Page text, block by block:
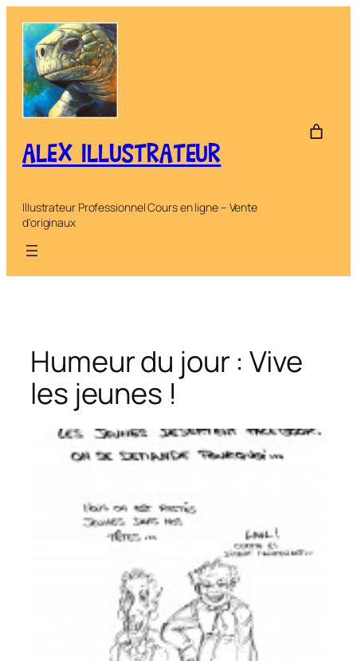
contenu
ALEX ILLUSTRATEUR
Illustrateur Professionnel Cours en ligne – Vente
d'originaux
Humeur du jour : Vive
les jeunes !